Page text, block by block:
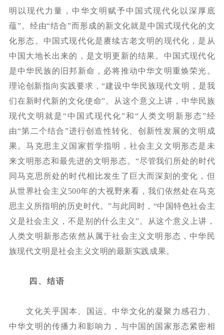
明以现代力量，中华文明赋予中国式现代化以深厚底
蕴”。经由“结合”而形成的新文化就是中国式现代化的文
化形态。中国式现代化是赓续古老文明的现代化，是从
中国大地长出来的，是文明更新的结果。中国式现代化
是中华民族的旧邦新命，必将推动中华文明重焕荣光。
理论创新指向实践要求，“建设中华民族现代文明，是我
们在新时代新的文化使命”。从这个意义上讲，中华民族
现代文明就是“中国式现代化”和“人类文明新形态”经
由“第二个结合”进行创造性转化、创新性发展的文明成
果。马克思主义国家哲学指明，社会主义文明形态是未
来文明形态和最先进的文明形态。“尽管我们所处的时代
同马克思所处的时代相比发生了巨大而深刻的变化，但
从世界社会主义 500年的大视野来看，我们依然处在马克
思主义所指明的历史时代。”与此同时，“中国特色社会主
义是社会主义，不是别的什么主义”。从这个意义上讲，
人类文明新形态依然从属于社会主义文明形态，中华民
族现代文明是社会主义文明的最新实践成果。
四、结语
文化关乎国本、国运。中华文化的凝聚力感召力、
中华文明的传播力和影响力，与中国的国家形态紧密相